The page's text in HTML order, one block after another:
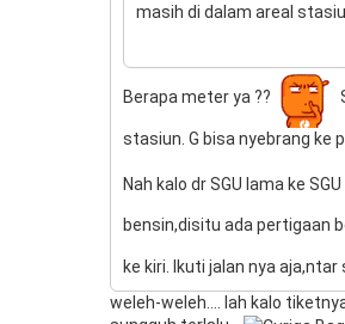
masih di dalam areal
Berapa meter ya ??
stasiun. G bisa nyebrang ke
Nah kalo dr SGU lama ke
bensin,disitu ada pertigaan
ke kiri. Ikuti jalan nya
weleh-weleh.... lah kalo